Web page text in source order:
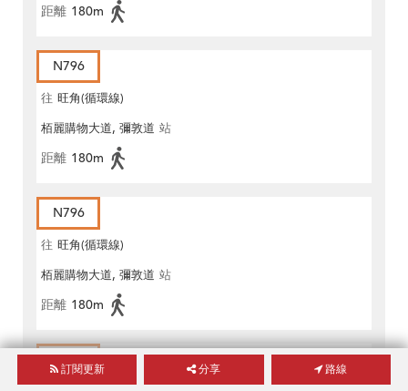
距離 180m
N796
往 旺角(循環線)
栢麗購物大道, 彌敦道 站
距離 180m
N796
往 旺角(循環線)
栢麗購物大道, 彌敦道 站
距離 180m
796P
訂閱更新 分享 路線